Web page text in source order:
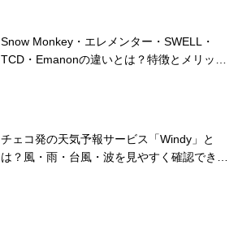
Snow Monkey・エレメンター・SWELL・
TCD・Emanonの違いとは？特徴とメリット
チェコ発の天気予報サービス「Windy」と
は？風・雨・台風・波を見やすく確認できる
朗報！弊社ウェブサイト制作が補助金対象に
なりました！